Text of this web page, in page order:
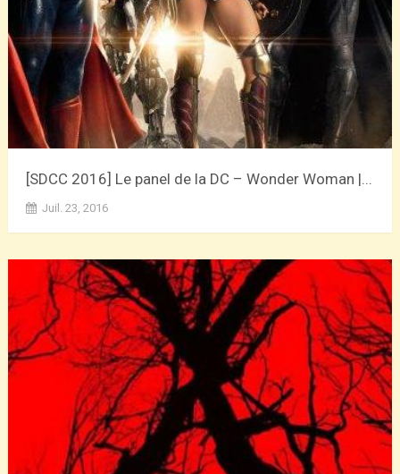
[SDCC 2016] Le panel de la DC – Wonder Woman |...
Juil. 23, 2016